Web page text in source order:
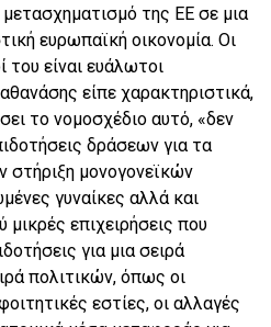
της ΕΕ σε μια
ευρωπαϊκή οικονομία. Οι
του είναι ευάλωτοι
είπε χαρακτηριστικά,
το νομοσχέδιο αυτό, «δεν
δράσεων για τα
στήριξη μονογονεϊκών
γυναίκες αλλά και
επιχειρήσεις που
για μια σειρά
πολιτικών, όπως οι
εστίες, οι αλλαγές